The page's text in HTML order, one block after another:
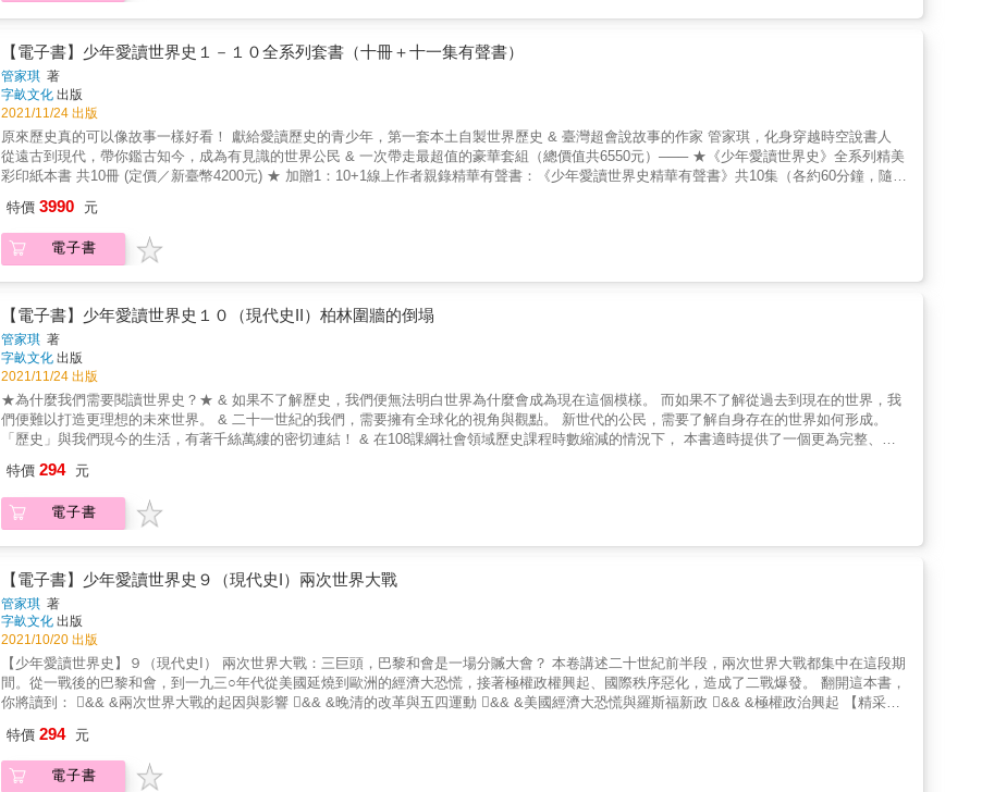
心的，是位於國際太空站內的太空人和人造衛星，他們位於地球磁層的外側，沒有天然磁力屏障可保護。太空天氣預報，就是詳細觀測太陽表面的
異常現象，及早因應，例如讓太空人撤退到太空站內的安全地點；改變氣象衛星和通訊衛星的朝向，避免故障；地面上的發電系統也要事先減少送
電量。 ●被太空垃圾包圍的地球● 人類在開發太空過程中所留下的，不只是名言和傑出成就；另外還製造了大量的火箭碎片、退役的人造衛星及
碎片，還有太空人忘記帶走的攝影機、螺絲零件等等，換句話說，就是太空垃圾。退役的人造衛星再次進入大氣層時，一般會燃燒殆盡，但假如機
身的部件使用了抗燃材質，或者體積很大等等，沒燒完的殘骸就可能會墜落到地面或海上，因此地表上的任何人，都可能因掉落的太空垃圾而受
害。 ●超弦理論超級玄● 超弦理論（Superstring Theory）認為，宇宙原本就是十一個維度，萬物的最基本組成是如橡皮筋ㄧ般的弦，折疊的維
度以及弦，在宇宙的起始就已存在。這個想法認為，單一個弦在不同的震動方式之下，會呈現出不同基本粒子的性質。這就好像彈奏吉他時，單一
琴弦的不同震動方式，也能讓我們聽見不同的聲音――這樣想，或許比較好懂。如此一來會導出一個驚人結論：宇宙並非唯一，而是存在好幾個。
相信大家一定又要覺得宇宙很混沌了吧。 ========================================== 【有趣到睡不著─系列介紹】 ★日本中小學
列長期受到日本親師生的肯定，主因是：來自各科學領域的專家作者群，專業值得信賴，長年耕耘科普傳播，出版過多部科普暢銷作品。 ◎符合
108課綱科學素養，中小學生的最佳讀物 ─科學素養讀本：科學素養是人們看待自然現象時保持好奇心，從中思考問題、進而設法解決問題的一種
涵養。閱讀有趣的課外科學書籍，並呼應學校課程內容，培養孩子的科學素養。 ─增加閱讀力：書中每個小主題的篇幅適中，讀來毫不費力，平易
近人的內容，使人不知不覺一直看下去，也促進中小學生的長篇文章閱讀力。 ◎全系列主題─ 《有趣到睡不著的自然科學》／《有趣到睡不著的
化學》 《有趣到睡不著的生物學》／《有趣到睡不著的植物學》 《有趣到睡不著的天文學》／《有趣到睡不著的地球科學》 《一定要知道的傳染
病》／《一定要知道的怪奇科學》 《一定要知道的驚奇天文學》 ＼＼封面〝有問題〞／／ ★有趣到從封面開始就〝有問題〞！ 本系列書籍，各
冊封面都精心設計了一個有趣的問題， 你能回答得出來嗎？等你翻開本書，便能印證你有沒有答對。 本書封面〝有問題〞： Q：如果仙女座星系
和銀河系相撞，會發生什麼事呢？ 1.星球彼此相撞 2.什麼事都沒有 3.出現絢麗的星空 ★適合高年級以上閱讀。 ★本書主題符合「自然領綱」的
跨科學習主題。 108課綱自然領綱，期待每學期至少包含1個跨科主題，透過跨科主題的探索，連結不同學科，打破學科之間的知識藩籬。本書符
合領綱所列舉的跨科主題（列舉三主題：從原子至宇宙，物質與能量，自然界的尺度與地球環境），跨「地球科學」、「物理」、「化學」、「生
物」。
【電子書】少年愛讀世界史１－１０全系列套書（十冊＋十一集有聲書）
管家琪 著
字畝文化 出版
2021/11/24 出版
原來歷史真的可以像故事一樣好看！ 獻給愛讀歷史的青少年，第一套本土自製世界歷史 & 臺灣超會說故事的作家 管家琪，化身穿越時空說書人
從遠古到現代，帶你鑑古知今，成為有見識的世界公民 & 一次帶走最超值的豪華套組（總價值共6550元）─── ★《少年愛讀世界史》全系列精美
彩印紙本書 共10冊 (定價／新臺幣4200元) ★ 加贈1：10+1線上作者親錄精華有聲書：《少年愛讀世界史精華有聲書》共10集（各約60分鐘，隨各
元) ★ 加贈2：USB3.0有聲書隨身碟：含全系列精華有聲書與全系列概說，共11集。另含約16GB的容量，可自由存放資料，做為一般隨身碟使
用。（總價值／新臺幣1300元） ★ 加贈3：套書典藏精裝書盒 & ★為什麼我們需要閱讀世界史？★ & 如果不了解歷史，我們便無法明白世界為什
麼會成為現在這個模樣。 而如果不了解從過去到現在的世界，我們便難以打造更理想的未來世界。 & 二十一世紀的我們，需要擁有全球化的視角
空，看精采故事，成為有見識的世界公民！ 好多有趣的歷史知識，透過這本書，你會一清二楚！ & 臺灣觀點 + 大事記年表橫幅3頁寬的拉頁地圖
+ 百幅圖片 精美彩印 &times; 加送有聲書 & ★為什麼我們接觸的世界史都是翻譯的？★ & 翻譯而來的世界史，無法充分符合在地的學習需求。
從本書開始，我們終於有「本土自製」、讓少年愛讀的世界史了！ & 本書特別製作【歷史教室知識競技場】單元， 將世界史與臺灣的歷史教育、
新課綱的社會領域學習相結合。 這個單元由歷史名師曹若梅撰寫，並設計「基礎是非選擇題」與「進階素養題」。 透過導讀與題目，可預先了解
各冊重點，掌握各個時代的重要議題，加以思辨。並於閱讀之後，再回到「知識競技場」大顯身手。 增添學習功能，刺激學習成就感。 & & ★為
什麼這部世界史最適合少年讀者閱讀？★ & 這套書所講述的時間，從遠古到現代；依時、依地，脈絡清楚。 所講述的範圍，涵蓋整個世界；而不
是某一個地區、民族或國家。 講述的方式﹕不錯過重點，不過度簡化，不「略古詳今」。 是一部真正值得閱讀、可以深度學習、脈絡清晰、內容
扎實的世界史。 讓我們有機會好好的認識人類文明的發展， 理解各個時代發生的大事，觀看不同地區的概況， 見識古往今來卓爾不凡的人物。
如此一來，我們的對世界的史識、史觀、視野， 便建構起來、豐富起來、厚實起來了。 & 二十世紀六十年代以前，理解世界歷史最普遍的途徑，
逐漸淡化，一個嶄新的、以全人類為背景的人類文化正在逐漸形成。 & 二十一世紀的我們，需要持有全球化的視角與觀點。 新世代的公民，需要
了解自身存在的世界如何形成。 & 因此，我們需要一部能講述從古代到現代的重要事情，未經「略古詳今」，能讓我們看到整體世界全貌，而非
僅看到區域化角度的世界史。 & 作者擅長說故事、又是歷史學系出身，為我們精心爬梳龐雜史料之後，彷彿化身為一個穿越時空的說書人，以流
助我們從頭開始、條陳縷析的，與這世界曾有過的重要人物、曾經發生過的重要事件，一一對接。讓我們有機會好好的認識人類文明的發展，理解
各個時代發生的大事，觀看各個地區的概況，見識古往今來卓爾不凡的人物。如此一來，我們的對世界的史識、史觀、視野，便建構起來、豐富起
來、厚實起來了。老師、學生、家長，哪裡還需要擔心學校歷史課程時數縮減、略古詳今、脈絡切割，以至於我們對世界歷史的認識沒系統、不完
整、不深入？
特價 3990 元
電子書
【電子書】少年愛讀世界史１０（現代史II）柏林圍牆的倒塌
管家琪 著
字畝文化 出版
2021/11/24 出版
★為什麼我們需要閱讀世界史？★ & 如果不了解歷史，我們便無法明白世界為什麼會成為現在這個模樣。 而如果不了解從過去到現在的世界，我
們便難以打造更理想的未來世界。 & 二十一世紀的我們，需要擁有全球化的視角與觀點。 新世代的公民，需要了解自身存在的世界如何形成。
「歷史」與我們現今的生活，有著千絲萬縷的密切連結！ & 在108課綱社會領域歷史課程時數縮減的情況下， 本書適時提供了一個更為完整、全
透過這本書，你會一清二楚！ & 臺灣觀點+大事記年表橫幅3頁寬的拉頁地圖+百幅圖片 精美彩印&times;加送有聲書 & ★為什麼我們接觸的世界
史都是翻譯的？★ & 翻譯而來的世界史，無法充分符合在地的學習需求。 從本書開始，我們終於有「本土自製」、讓少年愛讀的世界史了！ & 本
書特別製作【歷史教室知識競技場】單元， 將世界史與臺灣的歷史教育、新課綱的社會領域學習相結合。 這個單元由歷史名師曹若梅撰寫，並設
到現代；依時、依地，脈絡清楚。 所講述的範圍，涵蓋整個世界；而不是某一個地區、民族或國家。 講述的方式﹕不錯過重點，不過度簡化，不
「略古詳今」。 是一部真正值得閱讀、可以深度學習、脈絡清晰、內容扎實的世界史。 讓我們有機會好好的認識人類文明的發展， 理解各個時代
發生的大事，觀看不同地區的概況， 見識古往今來卓爾不凡的人物。 如此一來，我們的對世界的史識、史觀、視野， 便建構起來、豐富起來、厚
實起來了。 & 二十世紀六十年代以前，理解世界歷史最普遍的途徑，就是閱讀個別民族國家歷史（例如中國史、英國史、法國史等等）。然而，
隨著時代演進，過去長久以來區隔人與人的民族、國家等邊界概念，已逐漸淡化，一個嶄新的、以全人類為背景的人類文化正在逐漸形成。 & 二
十一世紀的我們，需要持有全球化的視角與觀點。 新世代的公民，需要了解自身存在的世界如何形成。 & 因此，我們需要一部能講述從古代到現
代的重要事情，未經「略古詳今」，能讓我們看到整體世界全貌，而非僅看到區域化角度的世界史。 & 作者擅長說故事、又是歷史學系出身，為
我們精心爬梳龐雜史料之後，彷彿化身為一個穿越時空的說書人，以流暢文字娓娓道來，讓我們隨她進入每一節歷史時空，聽她講述歷史，讀來、
聽來都很輕鬆無負擔。 & 【少年愛讀世界史】完整、詳實、易讀。幫助我們從頭開始、條陳縷析的，與這世界曾有過的重要人物、曾經發生過的
物。如此一來，我們的對世界的史識、史觀、視野，便建構起來、豐富起來、厚實起來了。老師、學生、家長，哪裡還需要擔心學校歷史課程時數
特價 294 元
電子書
【電子書】少年愛讀世界史９（現代史I）兩次世界大戰
管家琪 著
字畝文化 出版
2021/10/20 出版
【少年愛讀世界史】９（現代史I） 兩次世界大戰：三巨頭，巴黎和會是一場分贓大會？ 本卷講述二十世紀前半段，兩次世界大戰都集中在這段期
間。從一戰後的巴黎和會，到一九三○年代從美國延燒到歐洲的經濟大恐慌，接著極權政權興起、國際秩序惡化，造成了二戰爆發。 翻開這本書，
你將讀到： && &兩次世界大戰的起因與影響 && &晚清的改革與五四運動 && &美國經濟大恐慌與羅斯福新政 && &極權政治興起 【精采內
之間又彼此簽定協議，紛紛組成各種軍事聯盟，形成進入二十世紀時，相當錯綜複雜的國際關係。萬一與其中一國發生衝突，有如「牽一髮動全
身」，其他與之同盟的國家也會一起加入(或是被捲入)紛爭當中。如此一來，談和協商便愈來愈困難，當強國之間的對峙張力日益緊繃、張力達到
最高點時，危險平衡終因一次摩擦被破壞，激烈的對抗一發不可收拾，世界大戰正式爆發。 ■世界大戰竟然是由一樁暗殺事件引爆的？ 從1815年
特價 294 元
電子書